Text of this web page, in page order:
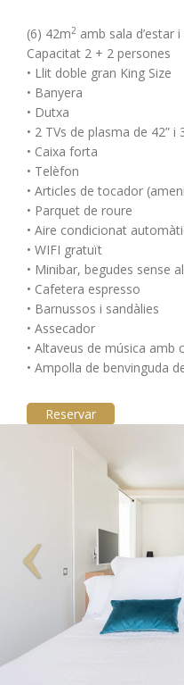
(6) 42m2 amb sala d’estar i
Capacitat 2 + 2 persones
• Llit doble gran King Size
• Banyera
• Dutxa
• 2 TVs de plasma de 42” i
• Caixa forta
• Telèfon
• Articles de tocador
• Parquet de roure
• Aire condicionat
• WIFI gratuït
• Minibar, begudes sense
• Cafetera espresso
• Barnussos i sandàlies
• Assecador
• Altaveus de música amb
• Ampolla de benvinguda
Reservar